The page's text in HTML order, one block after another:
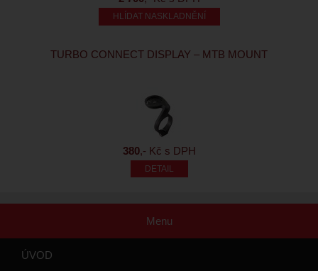
HLÍDAT NASKLADNĚNÍ
TURBO CONNECT DISPLAY – MTB MOUNT
380,- Kč s DPH
Menu
ÚVOD